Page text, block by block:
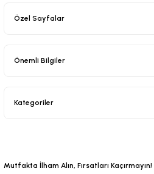
Özel Sayfalar
Önemli Bilgiler
Kategoriler
Mutfakta İlham Alın, Fırsatları Kaçırmayın!